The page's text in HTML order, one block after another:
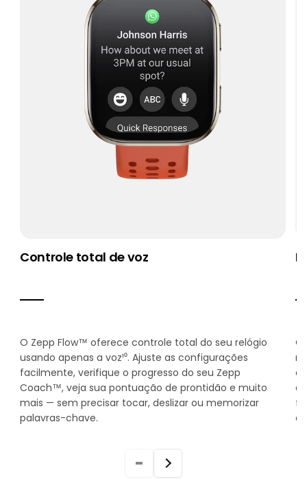
Controle total de voz
O Zepp Flow™ oferece controle total do seu relógio
usando apenas a voz¹⁰. Ajuste as configurações
facilmente, verifique o progresso do seu Zepp
Coach™, veja sua pontuação de prontidão e muito
mais — sem precisar tocar, deslizar ou memorizar
palavras-chave.